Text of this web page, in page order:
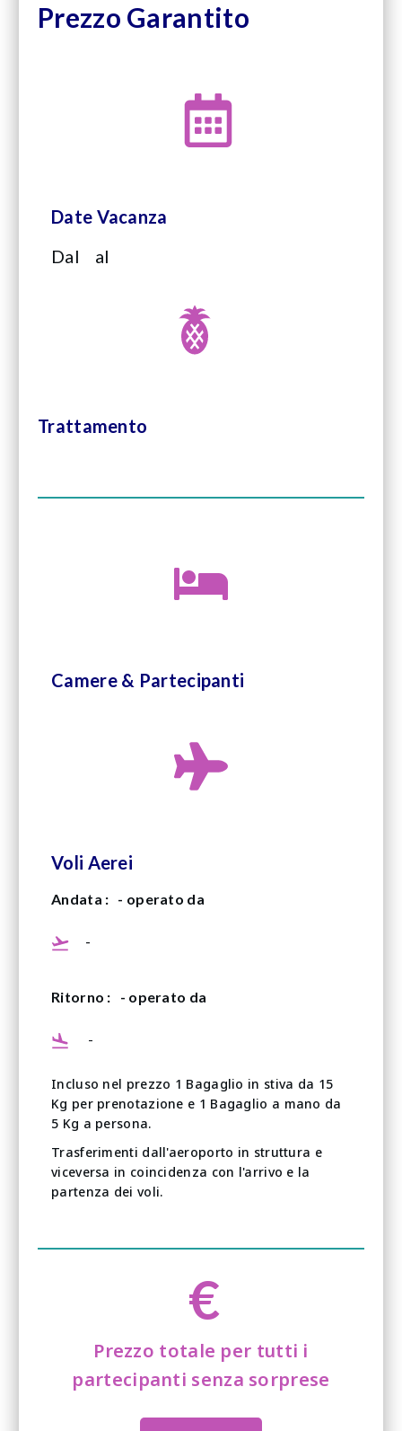
Prezzo Garantito
Date Vacanza
Dal
al
Trattamento
Camere & Partecipanti
Voli Aerei
Andata : - operato da
-
Ritorno : - operato da
-
Incluso nel prezzo 1 Bagaglio in stiva da 15
Kg per prenotazione e 1 Bagaglio a mano da
5 Kg a persona.
Trasferimenti dall'aeroporto in struttura e
viceversa in coincidenza con l'arrivo e la
partenza dei voli.
€
Prezzo totale per tutti i
partecipanti senza sorprese